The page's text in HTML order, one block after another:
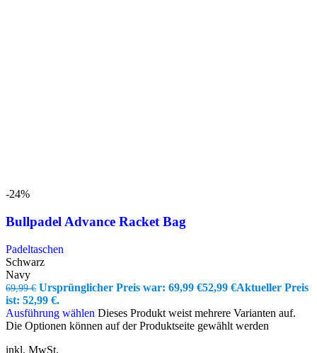
-24%
Bullpadel Advance Racket Bag
Padeltaschen
Schwarz
Navy
69,99€ Ursprünglicher Preis war: 69,99 €52,99 €Aktueller Preis
ist: 52,99 €.
Ausführung wählen Dieses Produkt weist mehrere Varianten auf.
Die Optionen können auf der Produktseite gewählt werden
inkl. MwSt.